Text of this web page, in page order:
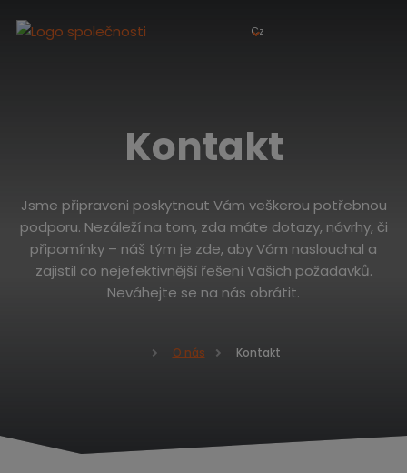
Cz
Kontakt
Jsme připraveni poskytnout Vám veškerou potřebnou
podporu. Nezáleží na tom, zda máte dotazy, návrhy, či
připomínky – náš tým je zde, aby Vám naslouchal a
zajistil co nejefektivnější řešení Vašich požadavků.
Neváhejte se na nás obrátit.
O nás Kontakt